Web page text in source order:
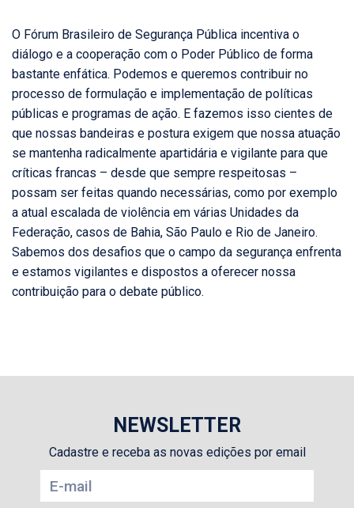
O Fórum Brasileiro de Segurança Pública incentiva o
diálogo e a cooperação com o Poder Público de forma
bastante enfática. Podemos e queremos contribuir no
processo de formulação e implementação de políticas
públicas e programas de ação. E fazemos isso cientes de
que nossas bandeiras e postura exigem que nossa atuação
se mantenha radicalmente apartidária e vigilante para que
críticas francas – desde que sempre respeitosas –
possam ser feitas quando necessárias, como por exemplo
a atual escalada de violência em várias Unidades da
Federação, casos de Bahia, São Paulo e Rio de Janeiro.
Sabemos dos desafios que o campo da segurança enfrenta
e estamos vigilantes e dispostos a oferecer nossa
contribuição para o debate público.
NEWSLETTER
Cadastre e receba as novas edições por email